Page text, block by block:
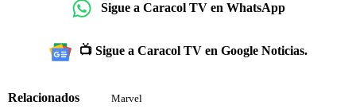
Sigue a Caracol TV en WhatsApp
📺 Sigue a Caracol TV en Google Noticias.
Relacionados Marvel